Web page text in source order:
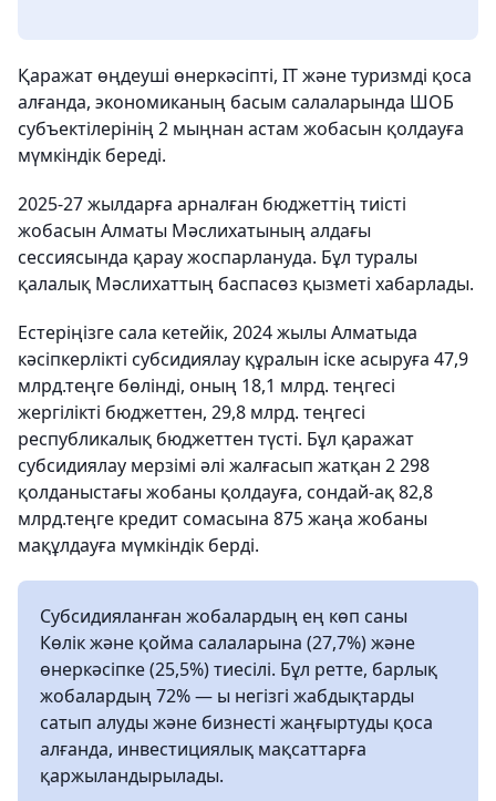
Қаражат өңдеуші өнеркәсіпті, IT және туризмді қоса
алғанда, экономиканың басым салаларында ШОБ
субъектілерінің 2 мыңнан астам жобасын қолдауға
мүмкіндік береді.
2025-27 жылдарға арналған бюджеттің тиісті
жобасын Алматы Мәслихатының алдағы
сессиясында қарау жоспарлануда. Бұл туралы
қалалық Мәслихаттың баспасөз қызметі хабарлады.
Естеріңізге сала кетейік, 2024 жылы Алматыда
кәсіпкерлікті субсидиялау құралын іске асыруға 47,9
млрд.теңге бөлінді, оның 18,1 млрд. теңгесі
жергілікті бюджеттен, 29,8 млрд. теңгесі
республикалық бюджеттен түсті. Бұл қаражат
субсидиялау мерзімі әлі жалғасып жатқан 2 298
қолданыстағы жобаны қолдауға, сондай-ақ 82,8
млрд.теңге кредит сомасына 875 жаңа жобаны
мақұлдауға мүмкіндік берді.
Субсидияланған жобалардың ең көп саны
Көлік және қойма салаларына (27,7%) және
өнеркәсіпке (25,5%) тиесілі. Бұл ретте, барлық
жобалардың 72% — ы негізгі жабдықтарды
сатып алуды және бизнесті жаңғыртуды қоса
алғанда, инвестициялық мақсаттарға
қаржыландырылады.